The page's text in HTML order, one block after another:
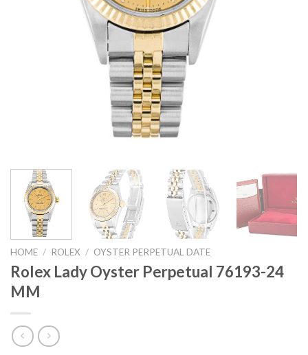
HOME / ROLEX / OYSTER PERPETUAL DATE
Rolex Lady Oyster Perpetual 76193-24
MM